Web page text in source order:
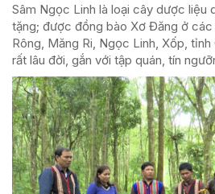
Sâm Ngọc Linh là loại cây dược liệu
tặng; được đồng bào Xơ Đăng ở
Rông, Măng Ri, Ngọc Linh, Xốp,
rất lâu đời, gắn với tập quán, tín